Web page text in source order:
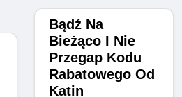
Bądź Na
Bieżąco I Nie
Przegap Kodu
Rabatowego Od
Katin